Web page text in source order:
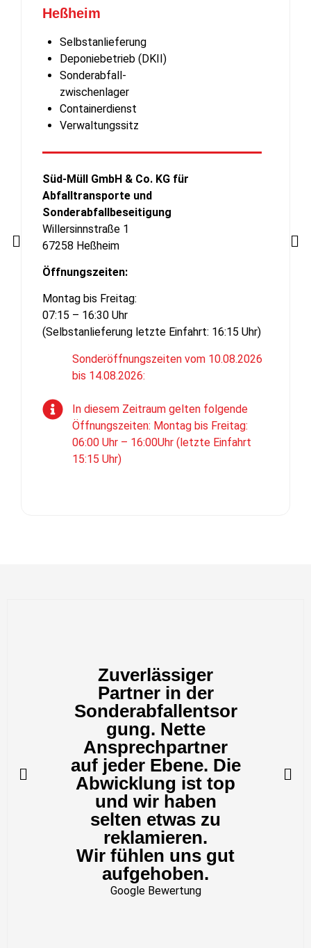
Heßheim
Selbstanlieferung
Deponiebetrieb (DKII)
Sonderabfall-
zwischenlager
Containerdienst
Verwaltungssitz
Süd-Müll GmbH & Co. KG für
Abfalltransporte und
Sonderabfallbeseitigung
Willersinnstraße 1
67258 Heßheim
Öffnungszeiten:
Montag bis Freitag:
07:15 – 16:30 Uhr
(Selbstanlieferung letzte Einfahrt: 16:15 Uhr)
Sonderöffnungszeiten vom 10.08.2026
bis 14.08.2026:
In diesem Zeitraum gelten folgende
Öffnungszeiten: Montag bis Freitag:
06:00 Uhr – 16:00Uhr (letzte Einfahrt
15:15 Uhr)
Zuverlässiger
Partner in der
Sonderabfallentsor
gung. Nette
Ansprechpartner
auf jeder Ebene. Die
Abwicklung ist top
und wir haben
selten etwas zu
reklamieren.
Wir fühlen uns gut
aufgehoben.
Google Bewertung